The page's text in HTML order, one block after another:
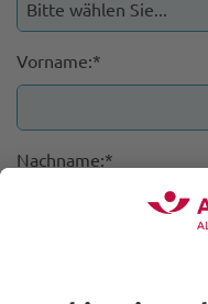
Vorname:*
Nachname:*